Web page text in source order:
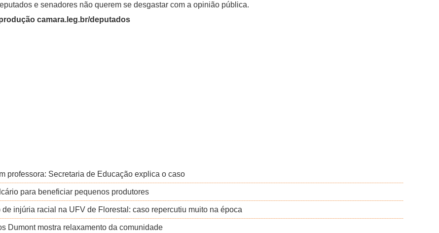
e senadores não querem se desgastar com a opinião pública.
camara.leg.br/deputados
professora: Secretaria de Educação explica o caso
para beneficiar pequenos produtores
injúria racial na UFV de Florestal: caso repercutiu muito na época
Dumont mostra relaxamento da comunidade